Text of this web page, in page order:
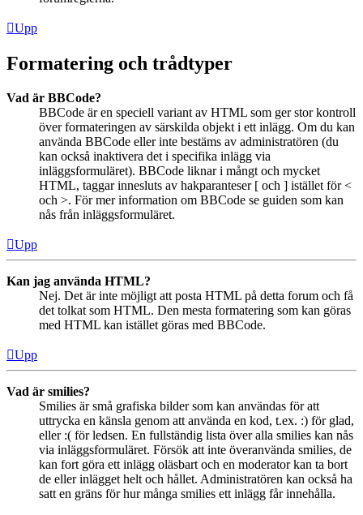
Upp
Formatering och trådtyper
Vad är BBCode?
BBCode är en speciell variant av HTML som ger stor kontroll
över formateringen av särskilda objekt i ett inlägg. Om du kan
använda BBCode eller inte bestäms av administratören (du
kan också inaktivera det i specifika inlägg via
inläggsformuläret). BBCode liknar i mångt och mycket
HTML, taggar innesluts av hakparanteser [ och ] istället för <
och >. För mer information om BBCode se guiden som kan
nås från inläggsformuläret.
Upp
Kan jag använda HTML?
Nej. Det är inte möjligt att posta HTML på detta forum och få
det tolkat som HTML. Den mesta formatering som kan göras
med HTML kan istället göras med BBCode.
Upp
Vad är smilies?
Smilies är små grafiska bilder som kan användas för att
uttrycka en känsla genom att använda en kod, t.ex. :) för glad,
eller :( för ledsen. En fullständig lista över alla smilies kan nås
via inläggsformuläret. Försök att inte överanvända smilies, de
kan fort göra ett inlägg oläsbart och en moderator kan ta bort
de eller inlägget helt och hållet. Administratören kan också ha
satt en gräns för hur många smilies ett inlägg får innehålla.